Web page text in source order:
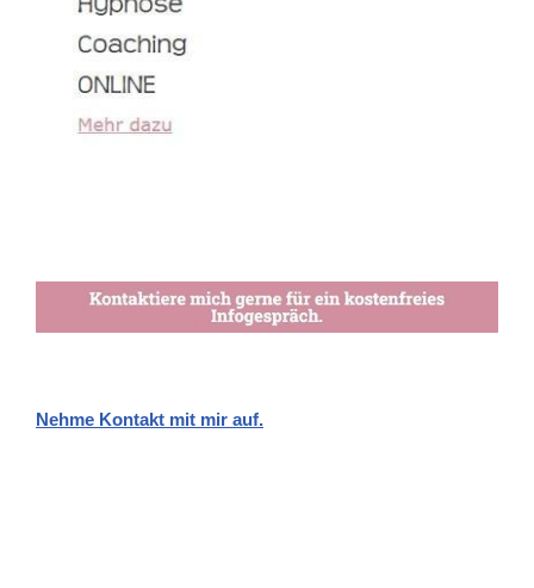
Nehme Kontakt mit mir auf.